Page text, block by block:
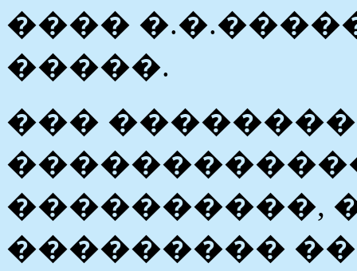
����
�����.
���
����������,
���������